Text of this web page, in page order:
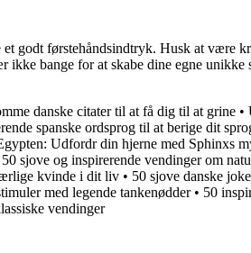
godt førstehåndsindtryk. Husk at
bange for at skabe dine egne
danske citater til at få dig til at grine •
spanske ordsprog til at berige dit
Udfordr din hjerne med Sphinxs
sjove og inspirerende vendinger om
kvinde i dit liv • 50 sjove danske
med legende tankenødder• 50
vendinger